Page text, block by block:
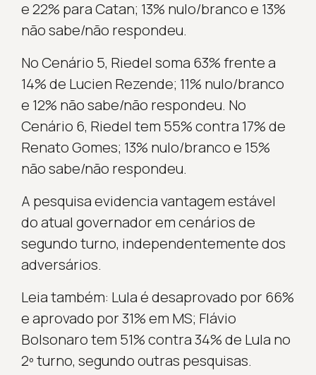
e 22% para Catan; 13% nulo/branco e 13%
não sabe/não respondeu.
No Cenário 5, Riedel soma 63% frente a
14% de Lucien Rezende; 11% nulo/branco
e 12% não sabe/não respondeu. No
Cenário 6, Riedel tem 55% contra 17% de
Renato Gomes; 13% nulo/branco e 15%
não sabe/não respondeu.
A pesquisa evidencia vantagem estável
do atual governador em cenários de
segundo turno, independentemente dos
adversários.
Leia também: Lula é desaprovado por 66%
e aprovado por 31% em MS; Flávio
Bolsonaro tem 51% contra 34% de Lula no
2º turno, segundo outras pesquisas.